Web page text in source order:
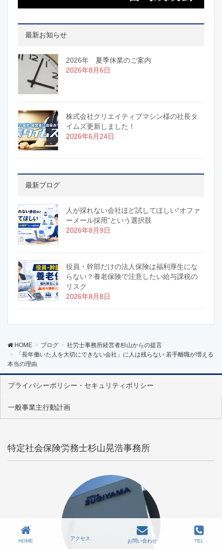
最新お知らせ
2026年 夏季休業のご案内
2026年8月6日
株式会社クリエイティブマシン様の社長タ
イムズ更新しました！
2026年6月24日
最新ブログ
人が採れない会社ほど試してほしい“オファ
ーメール採用”という選択肢
2026年8月9日
役員・幹部だけの法人保険は福利厚生にな
らない？養老保険で注意したい給与課税の
リスク
2026年8月8日
HOME ブログ
社労士事務所経営者杉山からの提言
「長年働いた人を大切にできない会社」に人は残らない 若手離職が増える
本当の理由
プライバシーポリシー・セキュリティポリシー
一般事業主行動計画
特定社会保険労務士杉山晃浩事務所
HOME アクセス お問い合わせ TEL